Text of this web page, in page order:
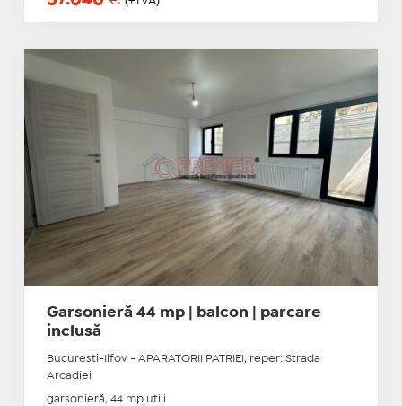
Garsonieră 44 mp | balcon | parcare
inclusă
Bucuresti-Ilfov - APARATORII PATRIEI, reper: Strada
Arcadiei
garsonieră, 44 mp utili